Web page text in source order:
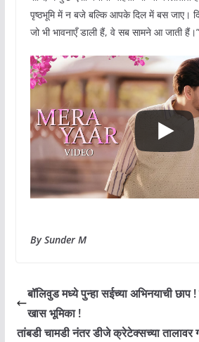
पृष्ठभूमि में न बजे बल्कि आपके दिल में बस जाए।
जो भी भावनाएँ डाली हैं, वे सब सामने आ जाती हैं।”
By Sunder M
बॉलिवुड मध्ये पुन्हा सईच्या अभिनयाची छाप
खास भूमिका !
तांबडी चामडी नंतर डीजे क्रेटेक्सच्या तालावर